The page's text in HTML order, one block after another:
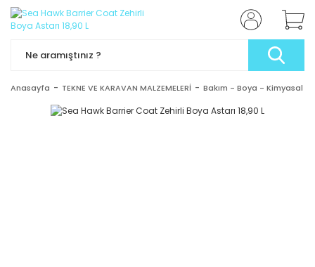
Anasayfa TEKNE VE KARAVAN MALZEMELERİ Bakım - Boya - Kimyasal